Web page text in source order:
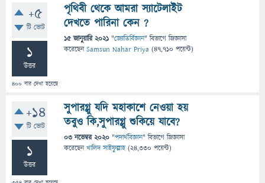
+5
টি ভোট
1
উত্তর
400 বার দেখা হয়েছে
পৃথিবী থেকে আমরা স্যাটেলাইট
দেখতে পারিনা কেন ?
15 জানুয়ারি 2021 "জ্যোতির্বিজ্ঞান" বিভাগে জিজ্ঞাসা
করেছেনSamsun Nahar Priya (47,710 পয়েন্ট)
+14
টি ভোট
1
উত্তর
সুপারগ্লু যদি মহাকাশে নেওয়া হয়
তবুও কি,সুপারগ্লু শুকিয়ে যাবে?
03 নভেম্বর 2020 "পদার্থবিজ্ঞান" বিভাগে জিজ্ঞাসা
করেছেনখালিদ সাইফুল্লাহ (24,330 পয়েন্ট)